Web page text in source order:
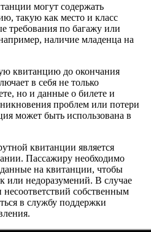
могут содержать
такую как место и класс
требования по багажу или
наличие младенца на
квитанцию до окончания
в себя не только
но и данные о билете и
проблем или потери
может быть использована в
квитанции является
Пассажиру необходимо
на квитанции, чтобы
или недоразумений. В случае
собственным
в службу поддержки